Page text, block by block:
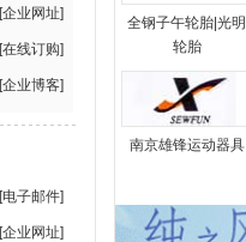
[企业网址]
[在线订购]
[企业博客]
[电子邮件]
[企业网址]
全钢子午轮胎|光明
轮胎
南京雄锋运动器具